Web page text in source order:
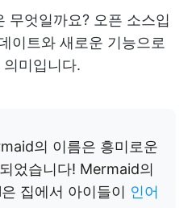
무엇일까요? 오픈 소스입
이트와 새로운 기능으로
미입니다.
의 이름은 흥미로운
었습니다! Mermaid의
집에서 아이들이 인어